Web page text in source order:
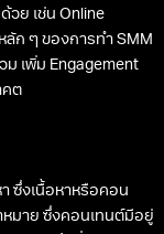
วย เช่น Online
ก ๆ ของการทำ SMM
ม เพิ่ม Engagement
คต
ซึ่งเนื้อหาหรือคอน
มาย ซึ่งคอนเทนต์มีอยู่